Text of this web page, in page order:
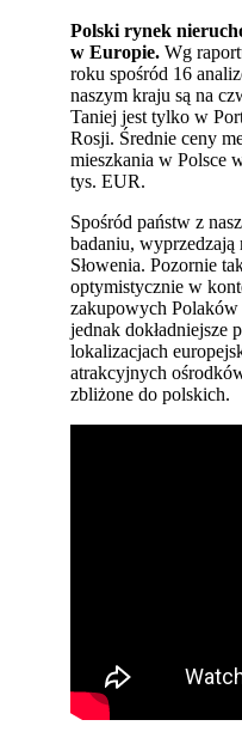
Polski rynek
w Europie. Wg
roku spośród 16
naszym kraju są na
Taniej jest tylko w
Rosji. Średnie ceny
mieszkania w Polsce
tys. EUR.
Spośród państw z
badaniu, wyprzedzają
Słowenia. Pozornie
optymistycznie w
zakupowych Polaków
jednak dokładniejsze
lokalizacjach
atrakcyjnych
zbliżone do polskich.